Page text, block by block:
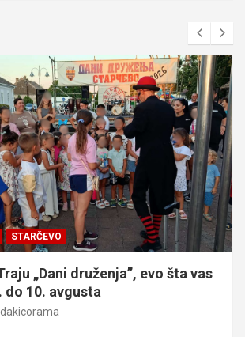
STARČEVO
„Dani druženja”, evo šta vas
do 10. avgusta
dakicorama